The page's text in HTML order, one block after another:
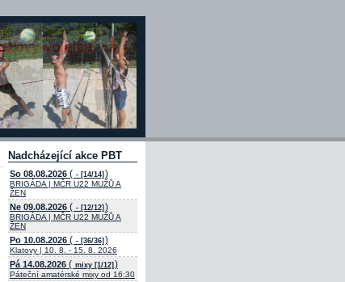
Nadcházející akce PBT
So 08.08.2026 ( - [14/14] )
BRIGÁDA | MČR U22 MUŽŮ A
ŽEN
Ne 09.08.2026 ( - [12/12] )
BRIGÁDA | MČR U22 MUŽŮ A
ŽEN
Po 10.08.2026 ( - [36/36] )
Klatovy | 10. 8. - 15. 8. 2026
Pá 14.08.2026 ( mixy [1/12] )
Páteční amatérské mixy od 16:30